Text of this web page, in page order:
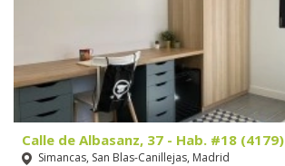
Calle de Albasanz, 37 - Hab. #18 (4179)
Simancas, San Blas-Canillejas, Madrid